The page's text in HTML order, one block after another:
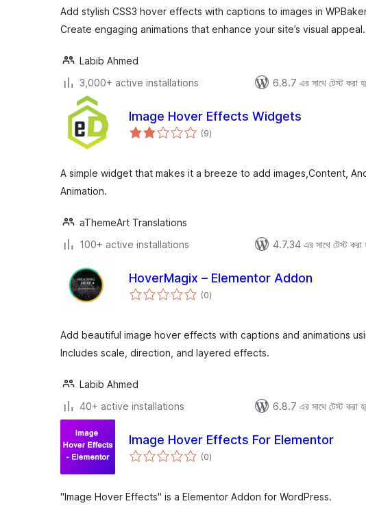
Add stylish CSS3 hover effects with captions to images in
Create engaging animations that enhance your site’s visual appeal.
Labib Ahmed
3,000+ active installations
6.8.7 এর সাথে টেস্ট করা
Image Hover Effects Widgets
(9total
ratings
)
A simple widget that makes it a breeze to add images,Content,
Animation.
aThemeArt Translations
100+ active installations
4.7.34 এর সাথে টেস্ট করা
HoverMagix – Elementor Addon
(0total
ratings
)
Add beautiful image hover effects with captions and animations
Includes scale, direction, and layered effects.
Labib Ahmed
40+ active installations
6.8.7 এর সাথে টেস্ট করা
Image Hover Effects For Elementor
(0total
ratings
)
"Image Hover Effects" is a Elementor Addon for WordPress.